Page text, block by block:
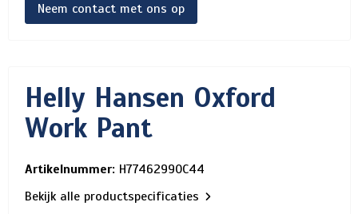
Neem contact met ons op
Helly Hansen Oxford
Work Pant
Artikelnummer: H77462990C44
Bekijk alle productspecificaties